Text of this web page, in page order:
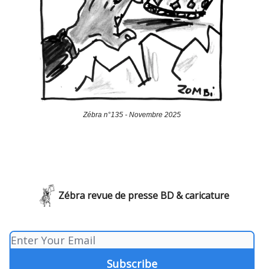
Zébra n°135 - Novembre 2025
Zébra revue de presse BD & caricature